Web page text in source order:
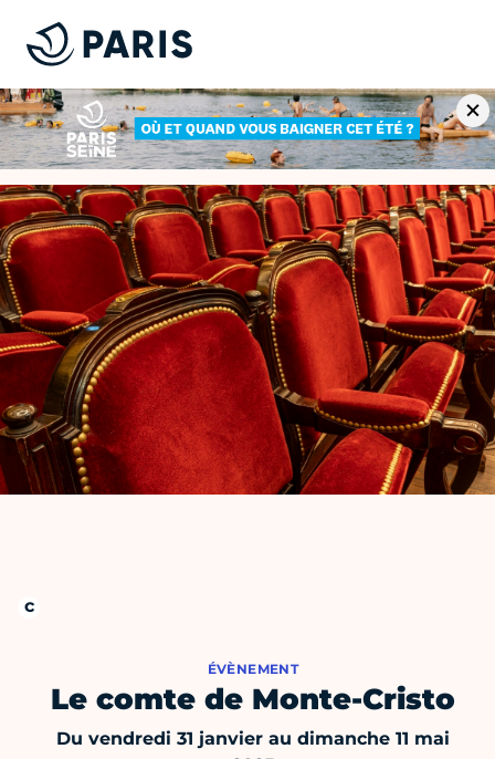
ÉVÈNEMENT
Le comte de Monte-Cristo
Du vendredi 31 janvier au dimanche 11 mai